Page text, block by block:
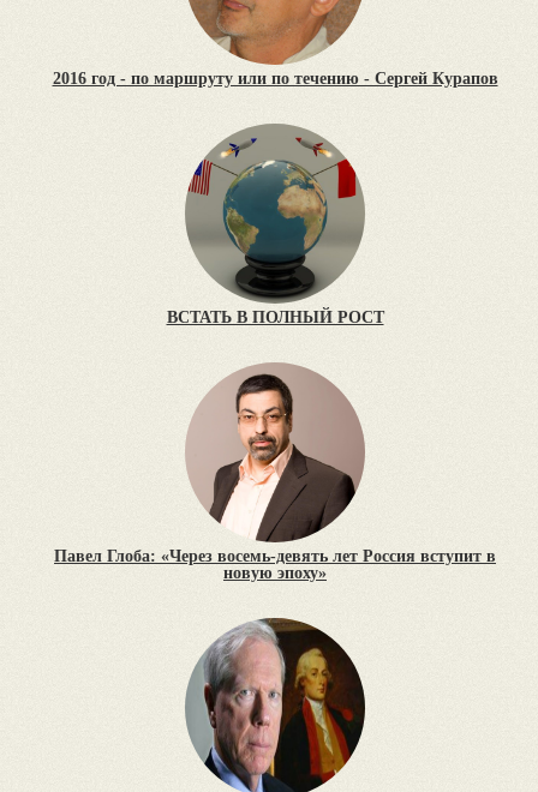
2016 год - по маршруту или по течению - Сергей Курапов
ВСТАТЬ В ПОЛНЫЙ РОСТ
Павел Глоба: «Через восемь-девять лет Россия вступит в
новую эпоху»